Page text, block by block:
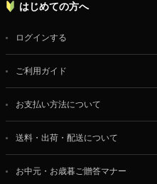
はじめての方へ
ログインする
ご利用ガイド
お支払い方法について
送料・出荷・配送について
お中元・お歳暮ご贈答マナー